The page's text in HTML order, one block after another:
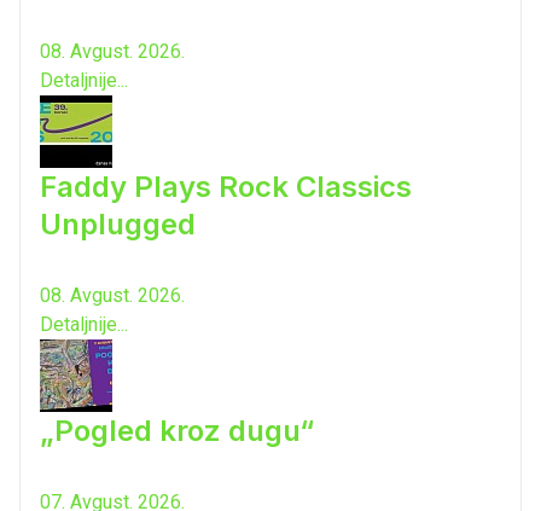
08. Avgust. 2026.
Detaljnije...
Faddy Plays Rock Classics
Unplugged
08. Avgust. 2026.
Detaljnije...
„Pogled kroz dugu“
07. Avgust. 2026.